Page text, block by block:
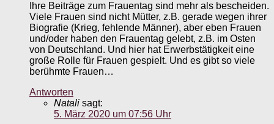
Ihre Beiträge zum Frauentag sind mehr als bescheiden.
Viele Frauen sind nicht Mütter, z.B. gerade wegen ihrer
Biografie (Krieg, fehlende Männer), aber eben Frauen
und/oder haben den Frauentag gelebt, z.B. im Osten
von Deutschland. Und hier hat Erwerbstätigkeit eine
große Rolle für Frauen gespielt. Und es gibt so viele
berühmte Frauen…
Antworten
Natali sagt:
5. März 2020 um 07:56 Uhr